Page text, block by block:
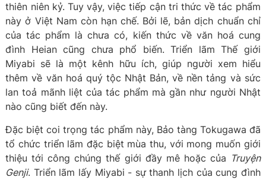
thiên niên kỷ. Tuy vậy, việc tiếp cận tri thức về tác phẩm
này ở Việt Nam còn hạn chế. Bởi lẽ, bản dịch chuẩn chỉ
của tác phẩm là chưa có, kiến thức về văn hoá cung
đình Heian cũng chưa phổ biến. Triển lãm Thế giới
Miyabi sẽ là một kênh hữu ích, giúp người xem hiểu
thêm về văn hoá quý tộc Nhật Bản, về nền tảng và sức
lan toả mãnh liệt của tác phẩm mà gần như người Nhật
nào cũng biết đến này.
Đặc biệt coi trọng tác phẩm này, Bảo tàng Tokugawa đã
tổ chức triển lãm đặc biệt mùa thu, với mong muốn giới
thiệu tới công chúng thế giới đầy mê hoặc của Truyện
Genji. Triển lãm lấy Miyabi - sự thanh lịch của cung đình